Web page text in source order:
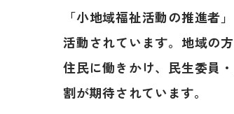
「小地域福祉活動の推進者
活動されています。地域の
住民に働きかけ、民生委員
割が期待されています。